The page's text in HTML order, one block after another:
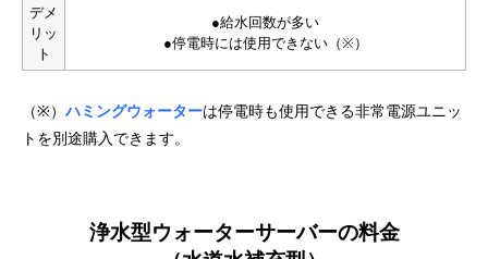
デメ
リッ
ト
●給水回数が多い
●停電時には使用できない（※）
（※）ハミングウォーターは停電時も使用できる非常電源ユニッ
トを別途購入できます。
浄水型ウォーターサーバーの料金